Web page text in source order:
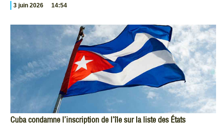
3 juin 2026 14:54
Cuba condamne l’inscription de l’île sur la liste des États